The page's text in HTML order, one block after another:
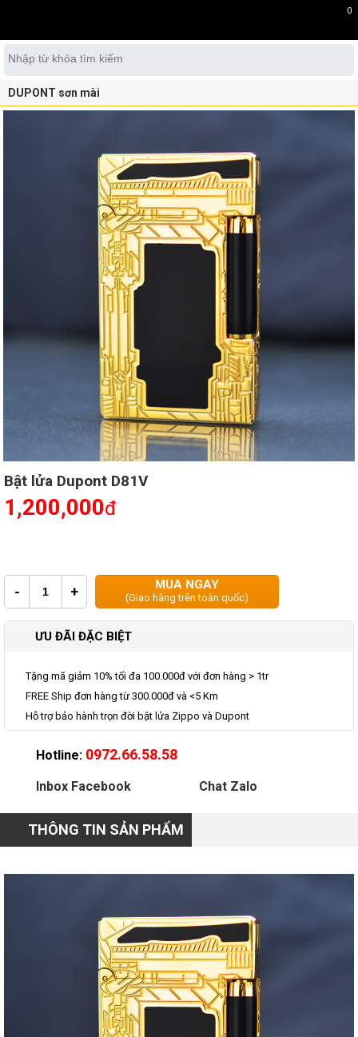
0
DUPONT sơn mài
Bật lửa Dupont D81V
1,200,000đ
- + MUA NGAY
(Giao hàng trên toàn quốc)
ƯU ĐÃI ĐẶC BIỆT
Tặng mã giảm 10% tối đa 100.000đ với đơn hàng > 1tr
FREE Ship đơn hàng từ 300.000đ và <5 Km
Hỗ trợ bảo hành trọn đời bật lửa Zippo và Dupont
Hotline: 0972.66.58.58
Inbox Facebook Chat Zalo
THÔNG TIN SẢN PHẨM